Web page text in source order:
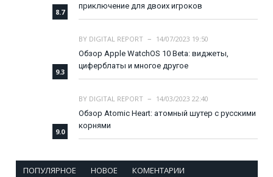
8.7
приключение для двоих игроков
9.3
BY DIGITAL REPORT
14/07/2023 19:50
Обзор Apple WatchOS 10 Beta: виджеты,
циферблаты и многое другое
9.0
BY DIGITAL REPORT
14/03/2023 22:40
Обзор Atomic Heart: атомный шутер с русскими
корнями
ПОПУЛЯРНОЕ НОВОЕ КОМЕНТАРИИ